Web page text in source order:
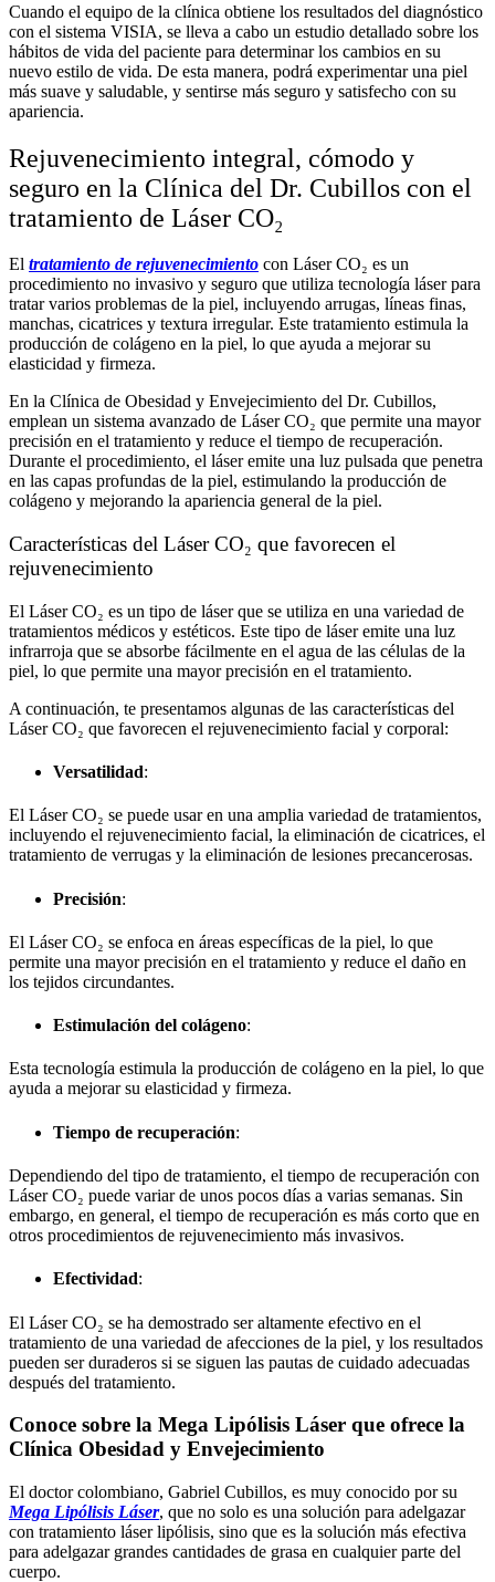
Cuando el equipo de la clínica obtiene los resultados del diagnóstico
con el sistema VISIA, se lleva a cabo un estudio detallado sobre los
hábitos de vida del paciente para determinar los cambios en su
nuevo estilo de vida. De esta manera, podrá experimentar una piel
más suave y saludable, y sentirse más seguro y satisfecho con su
apariencia.
Rejuvenecimiento integral, cómodo y
seguro en la Clínica del Dr. Cubillos con el
tratamiento de Láser CO₂
El tratamiento de rejuvenecimiento con Láser CO₂ es un
procedimiento no invasivo y seguro que utiliza tecnología láser para
tratar varios problemas de la piel, incluyendo arrugas, líneas finas,
manchas, cicatrices y textura irregular. Este tratamiento estimula la
producción de colágeno en la piel, lo que ayuda a mejorar su
elasticidad y firmeza.
En la Clínica de Obesidad y Envejecimiento del Dr. Cubillos,
emplean un sistema avanzado de Láser CO₂ que permite una mayor
precisión en el tratamiento y reduce el tiempo de recuperación.
Durante el procedimiento, el láser emite una luz pulsada que penetra
en las capas profundas de la piel, estimulando la producción de
colágeno y mejorando la apariencia general de la piel.
Características del Láser CO₂ que favorecen el
rejuvenecimiento
El Láser CO₂ es un tipo de láser que se utiliza en una variedad de
tratamientos médicos y estéticos. Este tipo de láser emite una luz
infrarroja que se absorbe fácilmente en el agua de las células de la
piel, lo que permite una mayor precisión en el tratamiento.
A continuación, te presentamos algunas de las características del
Láser CO₂ que favorecen el rejuvenecimiento facial y corporal:
Versatilidad:
El Láser CO₂ se puede usar en una amplia variedad de tratamientos,
incluyendo el rejuvenecimiento facial, la eliminación de cicatrices, el
tratamiento de verrugas y la eliminación de lesiones precancerosas.
Precisión:
El Láser CO₂ se enfoca en áreas específicas de la piel, lo que
permite una mayor precisión en el tratamiento y reduce el daño en
los tejidos circundantes.
Estimulación del colágeno:
Esta tecnología estimula la producción de colágeno en la piel, lo que
ayuda a mejorar su elasticidad y firmeza.
Tiempo de recuperación:
Dependiendo del tipo de tratamiento, el tiempo de recuperación con
Láser CO₂ puede variar de unos pocos días a varias semanas. Sin
embargo, en general, el tiempo de recuperación es más corto que en
otros procedimientos de rejuvenecimiento más invasivos.
Efectividad:
El Láser CO₂ se ha demostrado ser altamente efectivo en el
tratamiento de una variedad de afecciones de la piel, y los resultados
pueden ser duraderos si se siguen las pautas de cuidado adecuadas
después del tratamiento.
Conoce sobre la Mega Lipólisis Láser que ofrece la
Clínica Obesidad y Envejecimiento
El doctor colombiano, Gabriel Cubillos, es muy conocido por su
Mega Lipólisis Láser, que no solo es una solución para adelgazar
con tratamiento láser lipólisis, sino que es la solución más efectiva
para adelgazar grandes cantidades de grasa en cualquier parte del
cuerpo.